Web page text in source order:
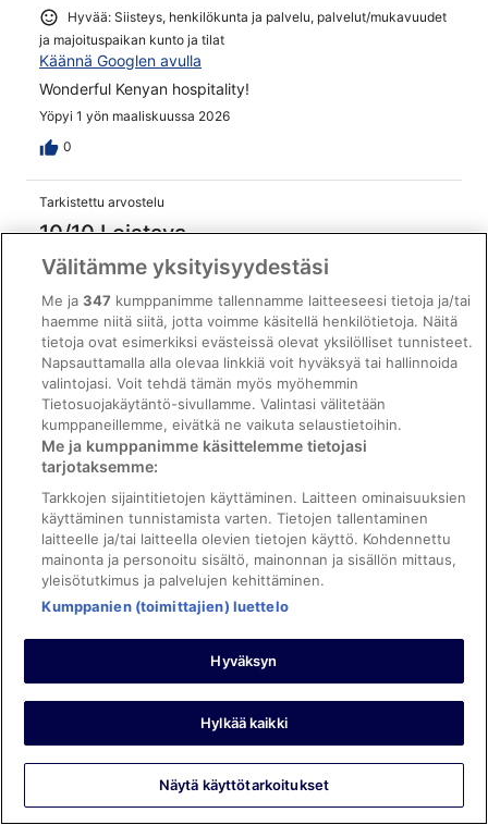
Hyvää: Siisteys, henkilökunta ja palvelu, palvelut/mukavuudet
ja majoituspaikan kunto ja tilat
Käännä Googlen avulla
Wonderful Kenyan hospitality!
Yöpyi 1 yön maaliskuussa 2026
0
Tarkistettu arvostelu
10/10 Loistava
Umar
Hyvää: Siisteys, henkilökunta ja palvelu, palvelut/mukavuudet
ja majoituspaikan kunto ja tilat
Käännä Googlen avulla
Breakfast was fresh. The cassava was horrible though
Yöpyi 2 yötä maaliskuussa 2026
0
Tarkistettu arvostelu
10/10 Loistava
oya
13.8.2025
Hyvää: Siisteys, henkilökunta ja palvelu, palvelut/mukavuudet
ja majoituspaikan kunto ja tilat
Great hotel
0
Välitämme yksityisyydestäsi
Me ja347 kumppanimme tallennamme laitteeseesi tietoja ja/tai
haemme niitä siitä, jotta voimme käsitellä henkilötietoja. Näitä
tietoja ovat esimerkiksi evästeissä olevat yksilölliset tunnisteet.
Napsauttamalla alla olevaa linkkiä voit hyväksyä tai hallinnoida
valintojasi. Voit tehdä tämän myös myöhemmin
Tietosuojakäytäntö-sivullamme. Valintasi välitetään
kumppaneillemme, eivätkä ne vaikuta selaustietoihin.
Me ja kumppanimme käsittelemme tietojasi
tarjotaksemme:
Tarkkojen sijaintitietojen käyttäminen. Laitteen ominaisuuksien
käyttäminen tunnistamista varten. Tietojen tallentaminen
laitteelle ja/tai laitteella olevien tietojen käyttö. Kohdennettu
mainonta ja personoitu sisältö, mainonnan ja sisällön mittaus,
yleisötutkimus ja palvelujen kehittäminen.
Kumppanien (toimittajien) luettelo
Hyväksyn
Hylkää kaikki
Näytä käyttötarkoitukset